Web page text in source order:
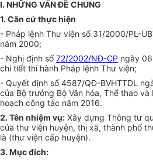
I. NHỮNG VẤN ĐỀ CHUNG
1. Căn cứ thực hiện
- Pháp lệnh Thư viện số 31/2000/PL-
năm 2000;
- Nghị định số72/2002/NĐ-CP ngày
chi tiết thi hành Pháp lệnh Thư viện;
- Quyết định số 4587/QĐ-BVHTTDL
của Bộ trưởng Bộ Văn hóa, Thể thao
hoạch công tác năm 2016.
2. Tên nhiệm vụ: Xây dựng Thông tư
của thư viện huyện, thị xã, thành phố
là (thư viện cấp huyện).
3. Mục đích: